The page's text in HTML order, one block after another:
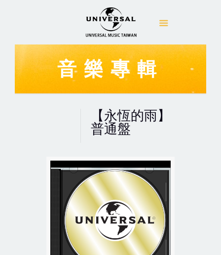
音樂專輯
【永恆的雨】
普通盤